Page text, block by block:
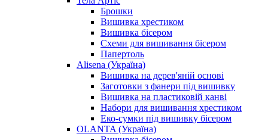
Брошки
Вишивка хрестиком
Вишивка бісером
Схеми для вишивання бісером
Папертоль
Alisena (Україна)
Вишивка на дерев'яній основі
Заготовки з фанери під вишивку
Вишивка на пластиковій канві
Набори для вишивання хрестиком
Еко-сумки під вишивку бісером
OLANTA (Україна)